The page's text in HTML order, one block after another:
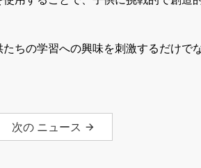
ちの学習への興味を刺激するだけ
次の ニュース